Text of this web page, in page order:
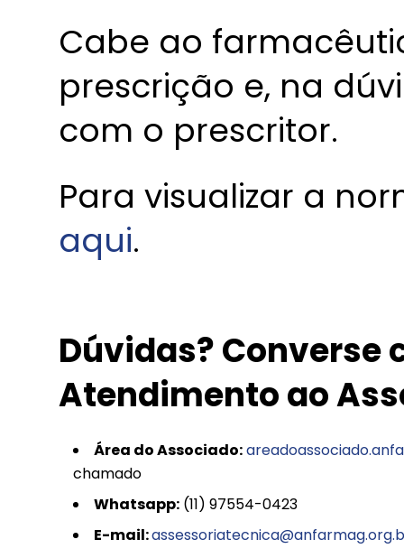
Cabe ao
prescrição e, na
com o prescritor.
Para visualizar a
aqui.
Dúvidas? Converse
Atendimento ao
Área do Associado:
chamado
Whatsapp: (11) 97554-0423
E-mail: